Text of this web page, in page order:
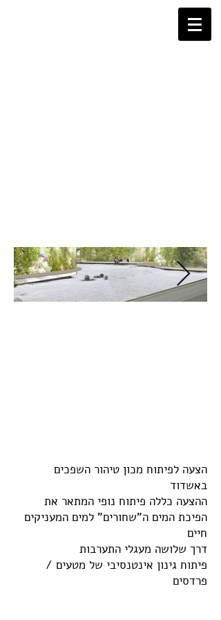
הצעה לפיתוח מכון טיהור השפכים
באשדוד
ההצעה כללה פיתוח נופי המתאר את
הפיכת המים ה"שחורים" למים המעניקים
חיים
דרך שלושה מעגלי התערבות
פיתוח גינון אינטנסיבי של מטעים /
פרדסים